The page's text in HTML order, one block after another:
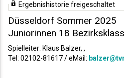
Ergebnishistorie freigeschaltet
Düsseldorf Sommer 2025
Juniorinnen 18
Spielleiter: Klaus Balzer, ,
Tel: 02102-81617 / eMail: